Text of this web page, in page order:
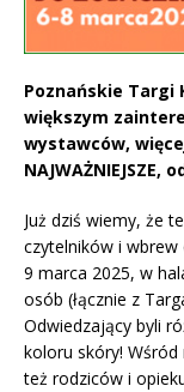
Poznańskie Targi
większym
wystawców,
NAJWAŻNIEJSZE,
Już dziś wiemy, że
czytelników i wbrew
9 marca 2025, w
osób (łącznie z
Odwiedzający byli
koloru skóry!
też rodziców i